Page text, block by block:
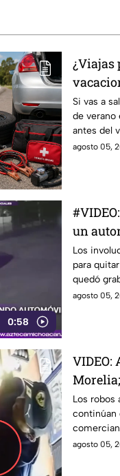
¿Viajas
que
Si vas a
de verano
antes del
lluvias,
agosto 05,
0:58
un
Los
para
quedó
agosto 05,
VIDEO:
robar
Los robos
continúan
ocasión,
agosto 05,